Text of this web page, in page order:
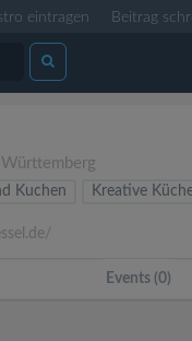
eintragen Beitrag
Württemberg
Kuchen Kreative
Events (0)